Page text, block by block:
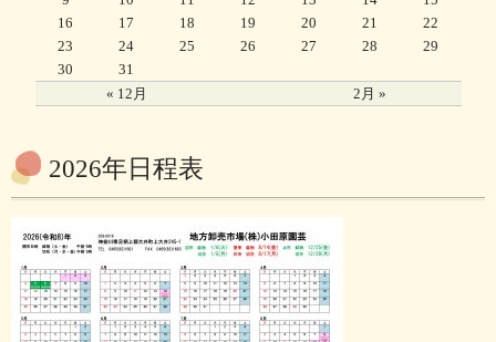
« 12月 2月 »
16
17 18 19 20 21
22
23
24 25 26 27 28
29
30
31
2026年日程表